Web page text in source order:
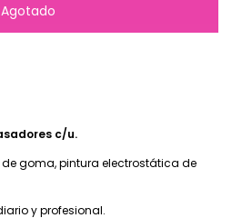
c/u.
goma, pintura electrostática de
y profesional.